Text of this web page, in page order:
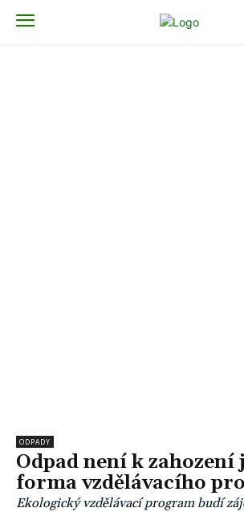
ODPADY
Odpad není k zahození
forma vzdělávacího
Ekologický vzdělávací program budí